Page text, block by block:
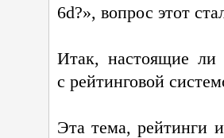
6d?», вопрос этот
Итак, настоящие ли
с рейтинговой
Эта тема, рейтинги